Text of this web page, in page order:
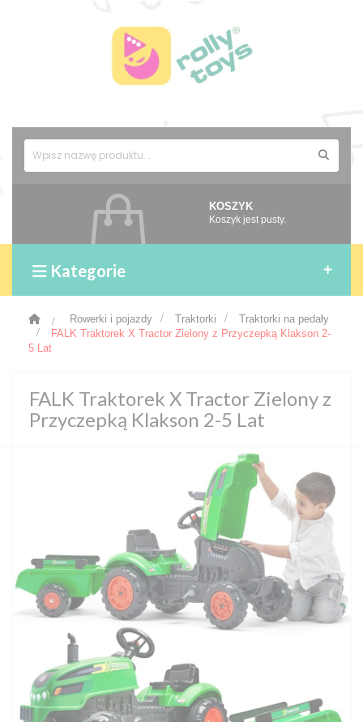
KOSZYK
Koszyk jest pusty.
Kategorie
> Rowerki i pojazdy > Traktorki >
Traktorki na pedały
>
FALK Traktorek X Tractor Zielony z Przyczepką Klakson 2-
5 Lat
FALK Traktorek X Tractor Zielony z
Przyczepką Klakson 2-5 Lat